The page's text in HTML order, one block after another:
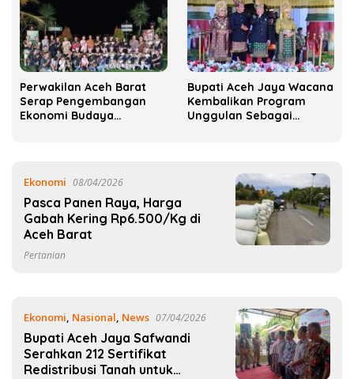
Perwakilan Aceh Barat
Serap Pengembangan
Ekonomi Budaya
Bupati Aceh Jaya Wacana
Kembalikan Program
Unggulan Sebagai
Ekonomi 08/04/2026
Pasca Panen Raya, Harga
Gabah Kering Rp6.500/Kg di
Aceh Barat
Pertanian
Ekonomi, Nasional, News 07/04/2026
‎Bupati Aceh Jaya Safwandi
Serahkan 212 Sertifikat
Redistribusi Tanah untuk